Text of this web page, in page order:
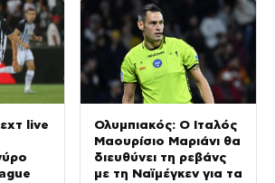
live
Ολυμπιακός: Ο Ιταλός
Μαουρίσιο Μαριάνι θα
διευθύνει τη ρεβάνς
με τη Ναϊμέγκεν για τα